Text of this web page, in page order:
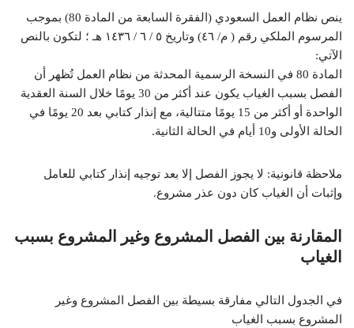
ينص نظام العمل السعودي (الفقرة السابعة من المادة 80) بموجب
المرسوم الملكي رقم ( م/ ٤٦) وتاريخ ٥ / ٦ / ١٤٣٦ هـ ؛ لتكون بالنص
الآتي:
المادة 80 في النسخة الرسمية المحدثة من نظام العمل تُظهر أن
الفصل بسبب الغياب يكون عند أكثر من 30 يومًا خلال السنة العقدية
الواحدة أو أكثر من 15 يومًا متتالية، مع إنذار كتابي بعد 20 يومًا في
الحالة الأولى و10 أيام في الحالة الثانية.
ملاحظة قانونية: لا يجوز الفصل إلا بعد توجيه إنذار كتابي للعامل
وإثبات أن الغياب كان دون عذر مشروع.
المقارنة بين الفصل المشروع وغير المشروع بسبب
الغياب
في الجدول التالي مفارقة بسيطة بين الفصل المشروع وغير
المشروع بسبب الغياب